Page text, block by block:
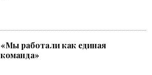
«Мы работали как единая
команда»